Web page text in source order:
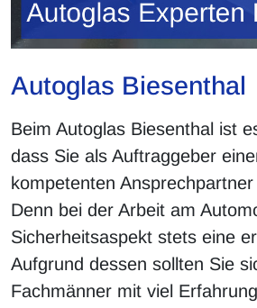
Autoglas Biesenthal
Beim Autoglas Biesenthal ist
dass Sie als Auftraggeber
kompetenten
Denn bei der Arbeit am
Sicherheitsaspekt stets eine
Aufgrund dessen sollten Sie
Fachmänner mit viel